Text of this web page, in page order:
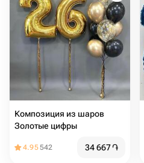
Композиция из шаров
Золотые цифры
4.95542 34 667֏